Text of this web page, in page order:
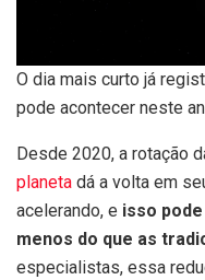
O dia mais curto já
pode acontecer neste
Desde 2020, a rotação
planeta dá a volta em
acelerando, e isso
menos do que as
especialistas, essa